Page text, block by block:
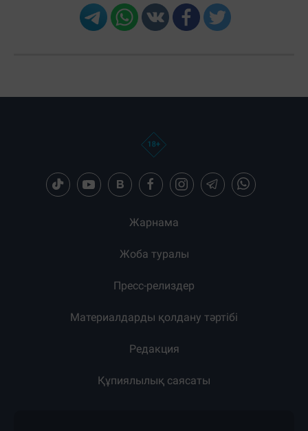
Жарнама
Жоба туралы
Пресс-релиздер
Материалдарды қолдану тәртібі
Редакция
Құпиялылық саясаты